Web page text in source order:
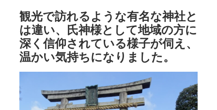
観光で訪れるような有名な神社と
は違い、氏神様として地域の方に
深く信仰されている様子が伺え、
温かい気持ちになりました。